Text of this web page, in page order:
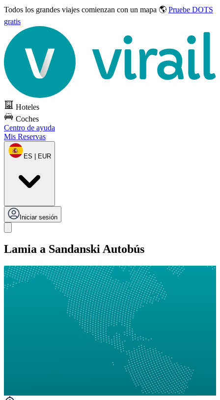
Todos los grandes viajes comienzan con un mapa 🌎 Pruebe DOTS
gratis
Hoteles
Coches
Centro de ayuda
Mis Reservas
ES | EUR
Iniciar sesión
Lamia a Sandanski Autobús